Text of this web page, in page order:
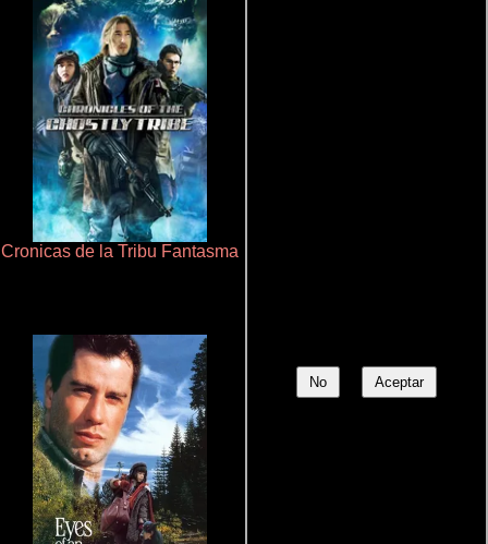
No Aceptar
Cronicas de la Tribu Fantasma